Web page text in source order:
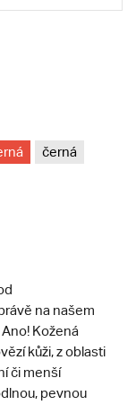
černá
na našem
Kožená
kůži, z oblasti
či menší
pevnou